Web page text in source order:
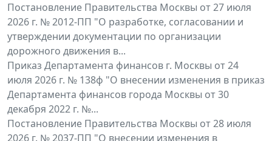
Постановление Правительства Москвы от 27 июля
2026 г. № 2012-ПП "О разработке, согласовании и
утверждении документации по организации
дорожного движения в...
Приказ Департамента финансов г. Москвы от 24
июля 2026 г. № 138ф "О внесении изменения в приказ
Департамента финансов города Москвы от 30
декабря 2022 г. №...
Постановление Правительства Москвы от 28 июля
2026 г. № 2037-ПП "О внесении изменения в